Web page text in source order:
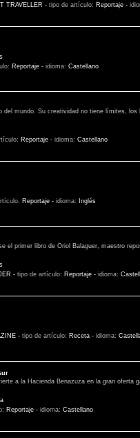
TRAVELLER - tipo de artículo: Reportaje -
Reportaje - idioma: Castellano
del mundo. Su creatividad no tiene límites,
Reportaje - idioma: Castellano
Reportaje - idioma:
Inglés
el primer libro de Oriol Balaguer, maestro
- tipo de artículo: Reportaje - idioma:
- tipo de artículo: Receta - idioma:
a la Hacienda Benazuza en la gran oferta
Reportaje - idioma: Castellano